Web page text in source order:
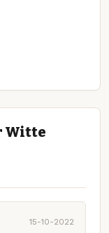
Witte
15-10-2022